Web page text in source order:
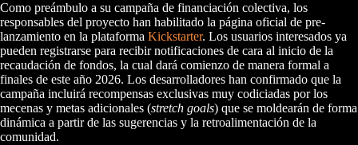
Como preámbulo a su campaña de financiación colectiva, los
responsables del proyecto han habilitado la página oficial de pre-
lanzamiento en la plataforma Kickstarter. Los usuarios interesados ya
pueden registrarse para recibir notificaciones de cara al inicio de la
recaudación de fondos, la cual dará comienzo de manera formal a
finales de este año 2026. Los desarrolladores han confirmado que la
campaña incluirá recompensas exclusivas muy codiciadas por los
mecenas y metas adicionales (stretch goals) que se moldearán de forma
dinámica a partir de las sugerencias y la retroalimentación de la
comunidad.